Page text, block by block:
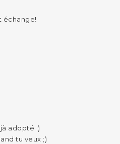
échange!
adopté :)
tu veux ;)